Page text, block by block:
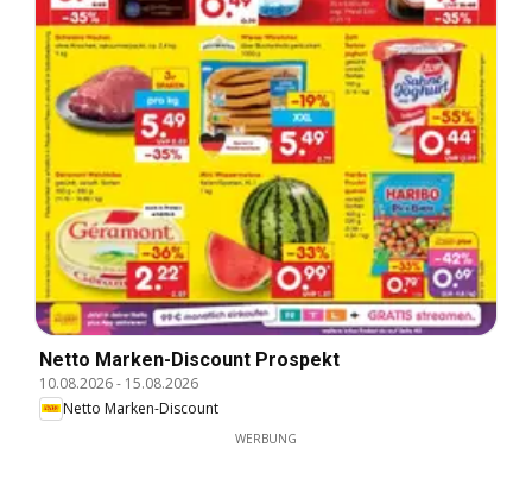
Netto Marken-Discount Prospekt
10.08.2026- 15.08.2026
Netto Marken-Discount
WERBUNG